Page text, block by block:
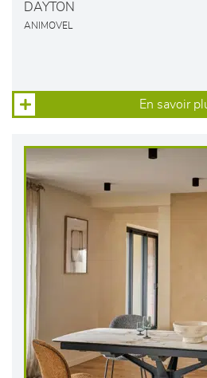
DAYTON
ANIMOVEL
En savoir